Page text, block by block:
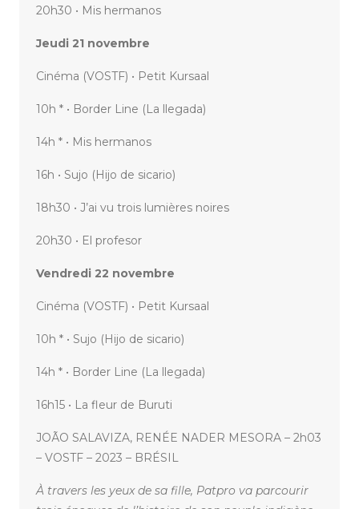
20h30 • Mis hermanos
Jeudi 21 novembre
Cinéma (VOSTF) • Petit Kursaal
10h * • Border Line (La llegada)
14h * • Mis hermanos
16h • Sujo (Hijo de sicario)
18h30 • J’ai vu trois lumières noires
20h30 • El profesor
Vendredi 22 novembre
Cinéma (VOSTF) • Petit Kursaal
10h * • Sujo (Hijo de sicario)
14h * • Border Line (La llegada)
16h15 • La fleur de Buruti
JOÃO SALAVIZA, RENÉE NADER MESORA – 2h03
– VOSTF – 2023 – BRÉSIL
À travers les yeux de sa fille, Patpro va parcourir